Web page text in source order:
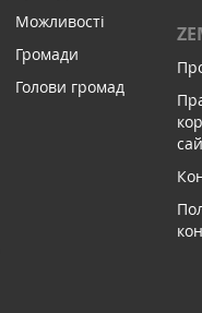
Можливості
Громади
Голови громад